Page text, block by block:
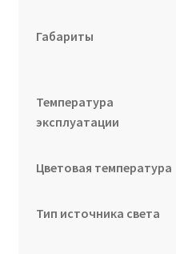
Габариты
Температура
эксплуатации
Цветовая температура
Тип источника света